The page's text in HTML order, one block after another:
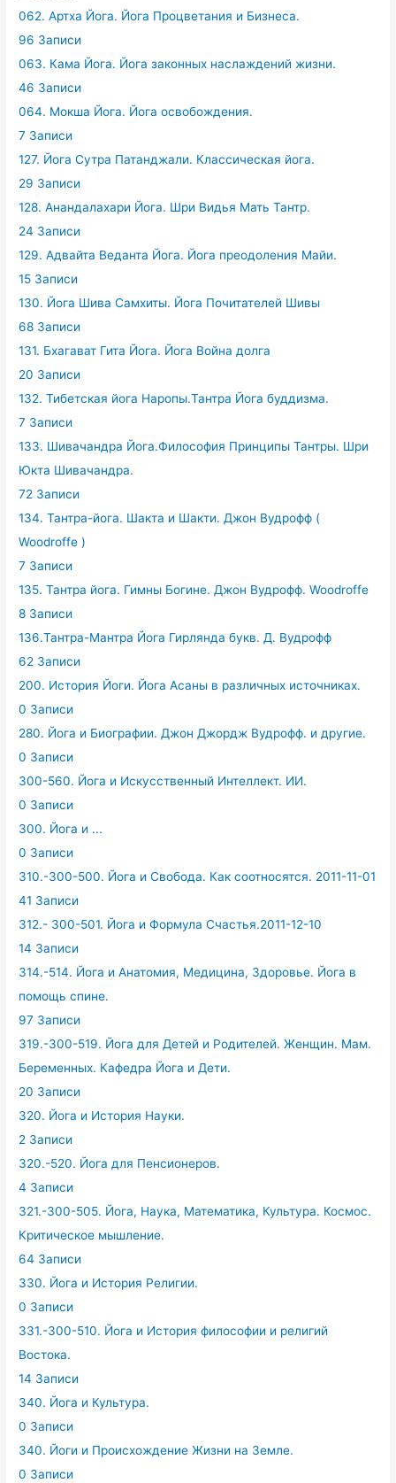
062. Артха Йога. Йога Процветания и Бизнеса.
96 Записи
063. Кама Йога. Йога законных наслаждений жизни.
46 Записи
064. Мокша Йога. Йога освобождения.
7 Записи
127. Йога Сутра Патанджали. Классическая йога.
29 Записи
128. Анандалахари Йога. Шри Видья Мать Тантр.
24 Записи
129. Адвайта Веданта Йога. Йога преодоления Майи.
15 Записи
130. Йога Шива Самхиты. Йога Почитателей Шивы
68 Записи
131. Бхагават Гита Йога. Йога Война долга
20 Записи
132. Тибетская йога Наропы.Тантра Йога буддизма.
7 Записи
133. Шивачандра Йога.Философия Принципы Тантры. Шри
Юкта Шивачандра.
72 Записи
134. Тантра-йога. Шакта и Шакти. Джон Вудрофф (
Woodroffe )
7 Записи
135. Тантра йога. Гимны Богине. Джон Вудрофф. Woodroffe
8 Записи
136.Тантра-Мантра Йога Гирлянда букв. Д. Вудрофф
62 Записи
200. История Йоги. Йога Асаны в различных источниках.
0 Записи
280. Йога и Биографии. Джон Джордж Вудрофф. и другие.
0 Записи
300-560. Йога и Искусственный Интеллект. ИИ.
0 Записи
300. Йога и ...
0 Записи
310.-300-500. Йога и Свобода. Как соотносятся. 2011-11-01
41 Записи
312.- 300-501. Йога и Формула Счастья.2011-12-10
14 Записи
314.-514. Йога и Анатомия, Медицина, Здоровье. Йога в
помощь спине.
97 Записи
319.-300-519. Йога для Детей и Родителей. Женщин. Мам.
Беременных. Кафедра Йога и Дети.
20 Записи
320. Йога и История Науки.
2 Записи
320.-520. Йога для Пенсионеров.
4 Записи
321.-300-505. Йога, Наука, Математика, Культура. Космос.
Критическое мышление.
64 Записи
330. Йога и История Религии.
0 Записи
331.-300-510. Йога и История философии и религий
Востока.
14 Записи
340. Йога и Культура.
0 Записи
340. Йоги и Происхождение Жизни на Земле.
0 Записи